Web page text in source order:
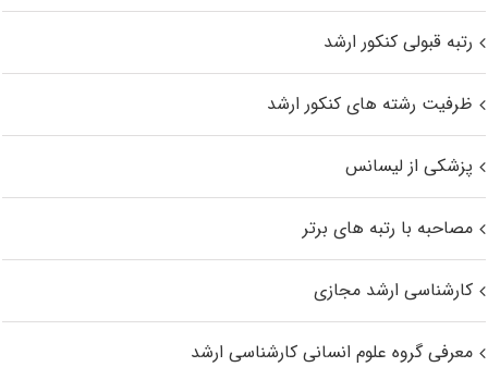
رتبه قبولی کنکور ارشد
ظرفیت رشته های کنکور ارشد
پزشکی از لیسانس
مصاحبه با رتبه های برتر
کارشناسی ارشد مجازی
معرفی گروه علوم انسانی کارشناسی ارشد